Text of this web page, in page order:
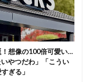
！想像の100倍可愛い…
やつだわ」「こうい
ぎる」